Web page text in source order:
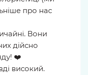
про нас
Вони
дійсно
❤️
високий.